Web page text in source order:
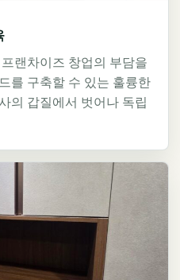
랜차이즈 창업의 부담을
를 구축할 수 있는 훌륭한
의 갑질에서 벗어나 독립